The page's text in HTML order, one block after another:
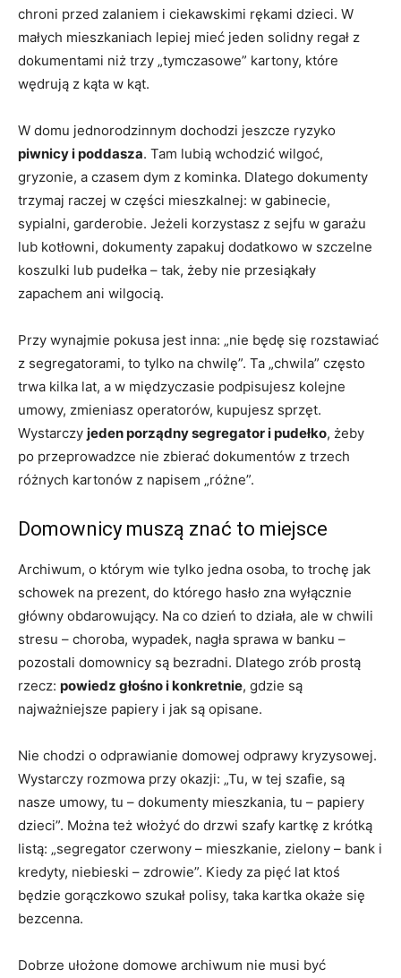
chroni przed zalaniem i ciekawskimi rękami dzieci. W
małych mieszkaniach lepiej mieć jeden solidny regał z
dokumentami niż trzy „tymczasowe” kartony, które
wędrują z kąta w kąt.
W domu jednorodzinnym dochodzi jeszcze ryzyko
piwnicy i poddasza. Tam lubią wchodzić wilgoć,
gryzonie, a czasem dym z kominka. Dlatego dokumenty
trzymaj raczej w części mieszkalnej: w gabinecie,
sypialni, garderobie. Jeżeli korzystasz z sejfu w garażu
lub kotłowni, dokumenty zapakuj dodatkowo w szczelne
koszulki lub pudełka – tak, żeby nie przesiąkały
zapachem ani wilgocią.
Przy wynajmie pokusa jest inna: „nie będę się rozstawiać
z segregatorami, to tylko na chwilę”. Ta „chwila” często
trwa kilka lat, a w międzyczasie podpisujesz kolejne
umowy, zmieniasz operatorów, kupujesz sprzęt.
Wystarczy jeden porządny segregator i pudełko, żeby
po przeprowadzce nie zbierać dokumentów z trzech
różnych kartonów z napisem „różne”.
Domownicy muszą znać to miejsce
Archiwum, o którym wie tylko jedna osoba, to trochę jak
schowek na prezent, do którego hasło zna wyłącznie
główny obdarowujący. Na co dzień to działa, ale w chwili
stresu – choroba, wypadek, nagła sprawa w banku –
pozostali domownicy są bezradni. Dlatego zrób prostą
rzecz: powiedz głośno i konkretnie, gdzie są
najważniejsze papiery i jak są opisane.
Nie chodzi o odprawianie domowej odprawy kryzysowej.
Wystarczy rozmowa przy okazji: „Tu, w tej szafie, są
nasze umowy, tu – dokumenty mieszkania, tu – papiery
dzieci”. Można też włożyć do drzwi szafy kartkę z krótką
listą: „segregator czerwony – mieszkanie, zielony – bank i
kredyty, niebieski – zdrowie”. Kiedy za pięć lat ktoś
będzie gorączkowo szukał polisy, taka kartka okaże się
bezcenna.
Dobrze ułożone domowe archiwum nie musi być